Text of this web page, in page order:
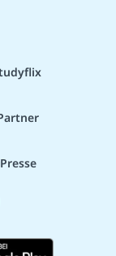
Presse